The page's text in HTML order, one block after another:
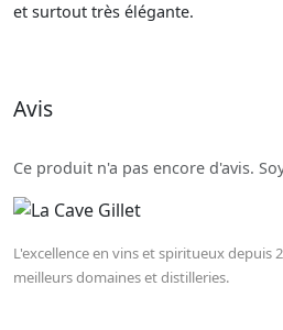
et surtout très élégante.
Avis
Ce produit n'a pas encore d'avis.
L'excellence en vins et spiritueux
meilleurs domaines et distilleries.